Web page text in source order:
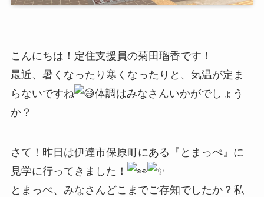
こんにちは！定住支援員の菊田瑠香です！
最近、暑くなったり寒くなったりと、気温が定ま
らないですね
体調はみなさんいかがでしょう
か？
さて！昨日は伊達市保原町にある『とまっぺ』に
見学に行ってきました！
とまっぺ、みなさんどこまでご存知でしたか？私